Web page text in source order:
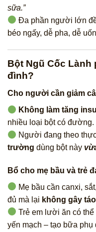
sữa.”
Đa phần người lớn
béo ngấy, dễ pha, dễ
Bột Ngũ Cốc
đình?
Cho người cần giảm
Không làm tăng
nhiều loại bột có đường.
Người đang theo
trường dùng bột này
Bổ cho mẹ bầu và trẻ
Mẹ bầu cần canxi,
đủ mà lại không gây
Trẻ em lười ăn có
yến mạch – tạo bữa